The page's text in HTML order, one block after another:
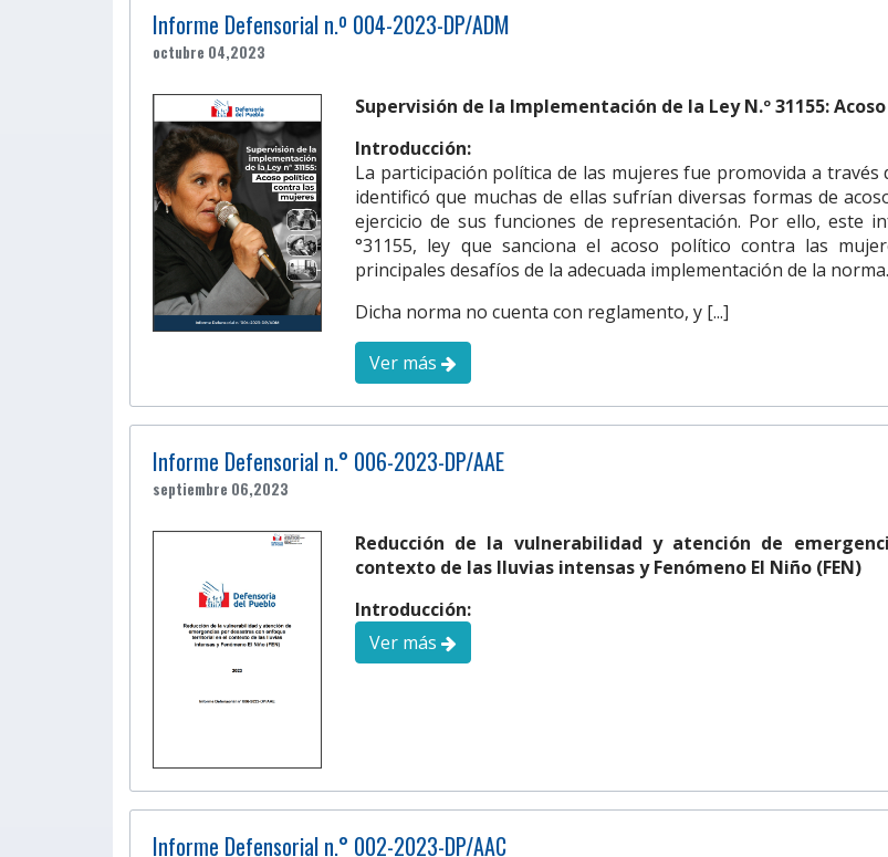
Informe Defensorial n.º 004-2023-DP/ADM
octubre 04,2023
Supervisión de la Implementación de la Ley N.º 31155:
Introducción:
La participación política de las mujeres fue promovida a
identificó que muchas de ellas sufrían diversas formas de
ejercicio de sus funciones de representación. Por ello, este
°31155, ley que sanciona el acoso político contra las
principales desafíos de la adecuada implementación de la norma.
Dicha norma no cuenta con reglamento, y [...]
Ver más
Informe Defensorial n.° 006-2023-DP/AAE
septiembre 06,2023
Reducción de la vulnerabilidad y atención de
contexto de las lluvias intensas y Fenómeno El Niño (FEN)
Introducción:
Ver más
Informe Defensorial n.° 002-2023-DP/AAC